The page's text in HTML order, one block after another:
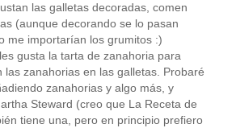
las galletas decoradas, comen
(aunque decorando se lo pasan
me importarían los grumitos :)
gusta la tarta de zanahoria para
las zanahorias en las galletas. Probaré
zanahorias y algo más, y
Steward (creo que La Receta de
tiene una, pero en principio prefiero